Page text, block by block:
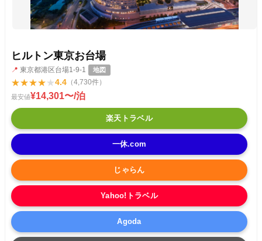
ヒルトン東京お台場
📍 東京都港区台場1-9-1 地図
★★★★★4.4 （4,730件）
最安値¥14,301〜/泊
楽天トラベル
一休.com
じゃらん
Yahoo!トラベル
Agoda